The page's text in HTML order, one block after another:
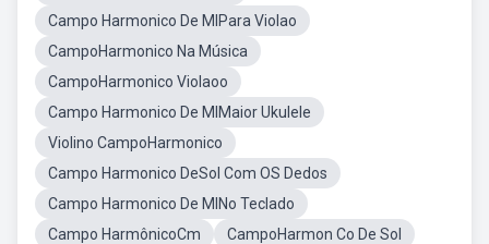
Campo Harmonico De MIPara Violao
CampoHarmonico Na Música
CampoHarmonico Violaoo
Campo Harmonico De MIMaior Ukulele
Violino CampoHarmonico
Campo Harmonico DeSol Com OS Dedos
Campo Harmonico De MINo Teclado
Campo HarmônicoCm
CampoHarmon Co De Sol